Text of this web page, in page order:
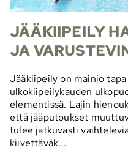
JÄÄKIIPEILY
JA
Jääkiipeily on mainio
ulkokiipeilykauden
elementissä. Lajin
että jääputoukset
tulee jatkuvasti
kiivettäväk...